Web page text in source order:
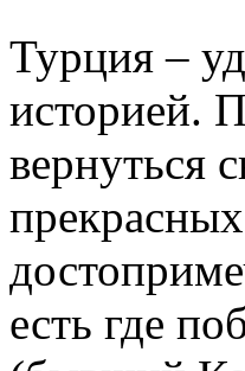
Турция –
историей.
вернуться
есть где